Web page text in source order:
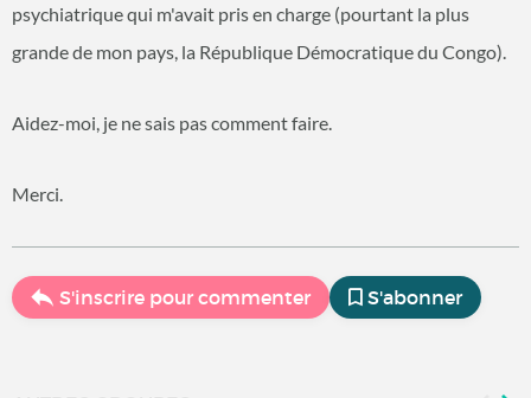
psychiatrique qui m'avait pris en charge (pourtant la plus
grande de mon pays, la République Démocratique du Congo).
Aidez-moi, je ne sais pas comment faire.
Merci.
S'inscrire pour commenter S'abonner